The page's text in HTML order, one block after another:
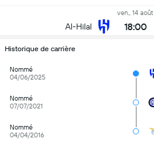
Al-Hilal
ven., 14 août
18:00
Historique de carrière
Nommé
04/06/2025
Nommé
07/07/2021
Nommé
04/04/2016